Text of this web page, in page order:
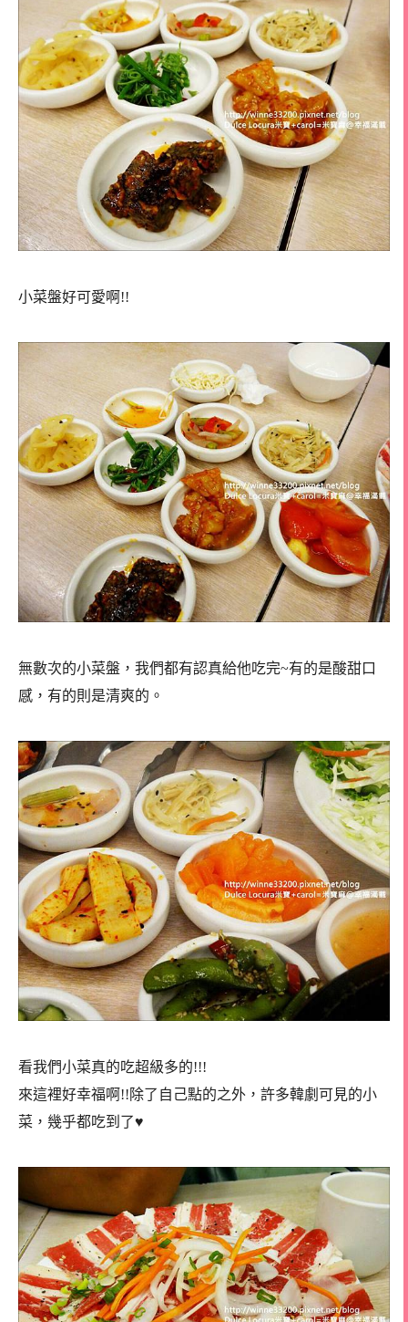
小菜盤好可愛啊!!
無數次的小菜盤，我們都有認真給他吃完~有的是酸甜口
感，有的則是清爽的。
看我們小菜真的吃超級多的!!!
來這裡好幸福啊!!除了自己點的之外，許多韓劇可見的小
菜，幾乎都吃到了♥